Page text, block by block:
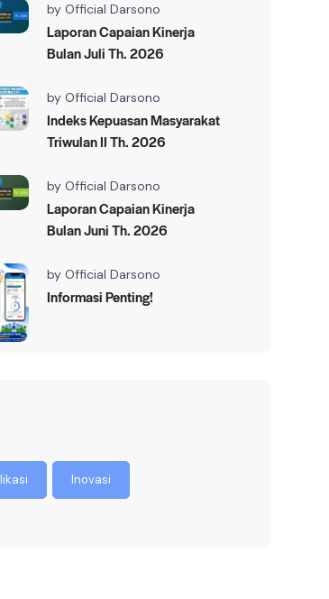
by Official Darsono
Laporan Capaian Kinerja
Bulan Juli Th. 2026
by Official Darsono
Indeks Kepuasan Masyarakat
Triwulan II Th. 2026
by Official Darsono
Laporan Capaian Kinerja
Bulan Juni Th. 2026
by Official Darsono
Informasi Penting!
Inovasi